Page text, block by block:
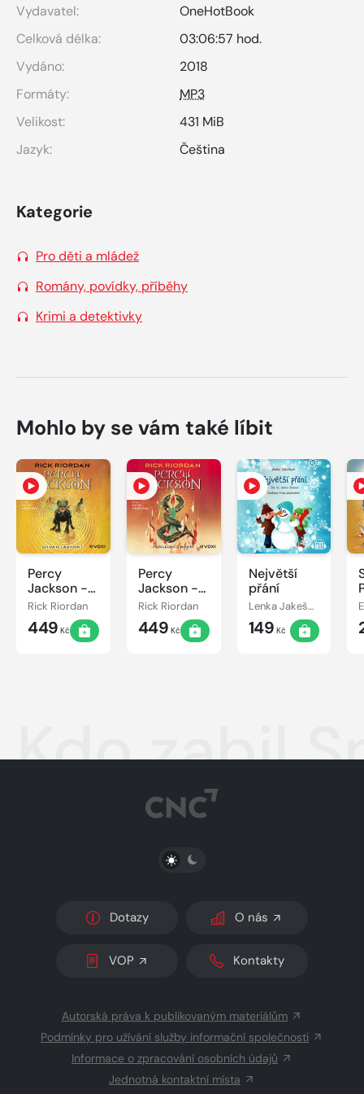
Vydavatel:
OneHotBook
Celková délka:
03:06:57 hod.
Vydáno:
2018
Formáty:
MP3
Velikost:
431 MiB
Jazyk:
Čeština
Kategorie
Pro děti a mládež
Romány, povídky, příběhy
Krimi a detektivky
Mohlo by se vám také líbit
Percy
Jackson -
Bitva o
labyrint
Rick Riordan
449 Kč
Percy
Jackson -
Poslední z
bohů
Rick Riordan
449 Kč
Největší
přání
Lenka Jakešová
149 Kč
Kdo zabil
PŘEPNOUT SVĚTLÝ/TMAVÝ REŽIM
Dotazy O nás
VOP Kontakty
Autorská práva k publikovaným materiálům
Podmínky pro užívání služby informační společnosti
Informace o zpracování osobních údajů
Jednotná kontaktní místa